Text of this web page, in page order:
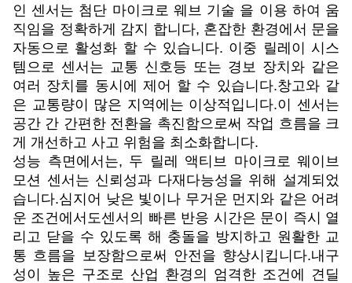
인 센서는 첨단 마이크로 웨브 기술 을 이용 하여 움
직임을 정확하게 감지 합니다, 혼잡한 환경에서 문을
자동으로 활성화 할 수 있습니다. 이중 릴레이 시스
템으로 센서는 교통 신호등 또는 경보 장치와 같은
여러 장치를 동시에 제어 할 수 있습니다.창고와 같
은 교통량이 많은 지역에는 이상적입니다.이 센서는
공간 간 간편한 전환을 촉진함으로써 작업 흐름을 크
게 개선하고 사고 위험을 최소화합니다.
성능 측면에서는, 두 릴레 액티브 마이크로 웨이브
모션 센서는 신뢰성과 다재다능성을 위해 설계되었
습니다.심지어 낮은 빛이나 무거운 먼지와 같은 어려
운 조건에서도센서의 빠른 반응 시간은 문이 즉시 열
리고 닫을 수 있도록 해 충돌을 방지하고 원활한 교
통 흐름을 보장함으로써 안전을 향상시킵니다.내구
성이 높은 구조로 산업 환경의 엄격한 조건에 견딜